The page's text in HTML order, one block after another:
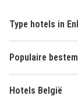
Type hotels in
Populaire
Hotels België